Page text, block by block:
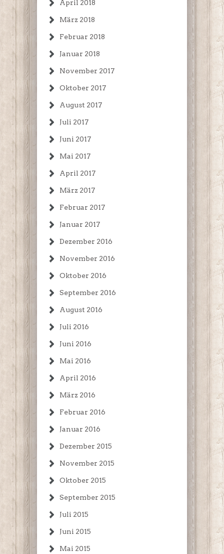
April 2018
März 2018
Februar 2018
Januar 2018
November 2017
Oktober 2017
August 2017
Juli 2017
Juni 2017
Mai 2017
April 2017
März 2017
Februar 2017
Januar 2017
Dezember 2016
November 2016
Oktober 2016
September 2016
August 2016
Juli 2016
Juni 2016
Mai 2016
April 2016
März 2016
Februar 2016
Januar 2016
Dezember 2015
November 2015
Oktober 2015
September 2015
Juli 2015
Juni 2015
Mai 2015